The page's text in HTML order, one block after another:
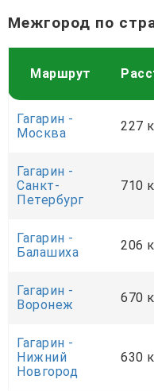
Межгород по
Маршрут
Гагарин -
Москва
227
Гагарин -
Санкт-
Петербург
710
Гагарин -
Балашиха
206
Гагарин -
Воронеж
670
Гагарин -
Нижний
Новгород
630